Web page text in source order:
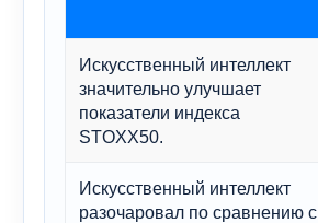
Искусственный интеллект
значительно улучшает
показатели индекса
STOXX50.
Искусственный интеллект
разочаровал по сравнению с